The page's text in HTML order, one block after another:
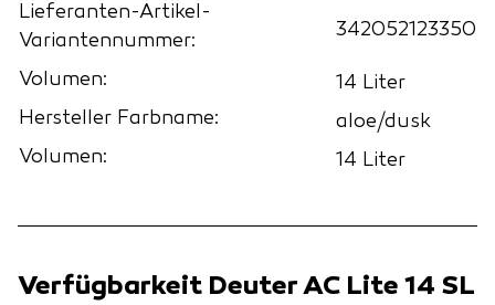
Lieferanten-Artikel-
Variantennummer:
342052123350
Volumen:
14 Liter
Hersteller Farbname:
aloe/dusk
Volumen:
14 Liter
Verfügbarkeit Deuter AC Lite 14 SL